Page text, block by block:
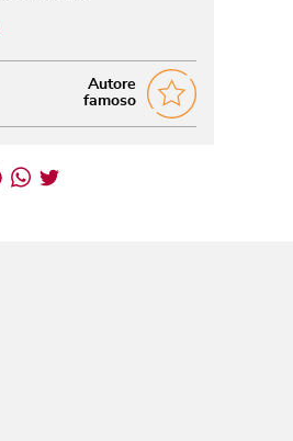
Autore
famoso
Facebook
Whatsapp
Twitter